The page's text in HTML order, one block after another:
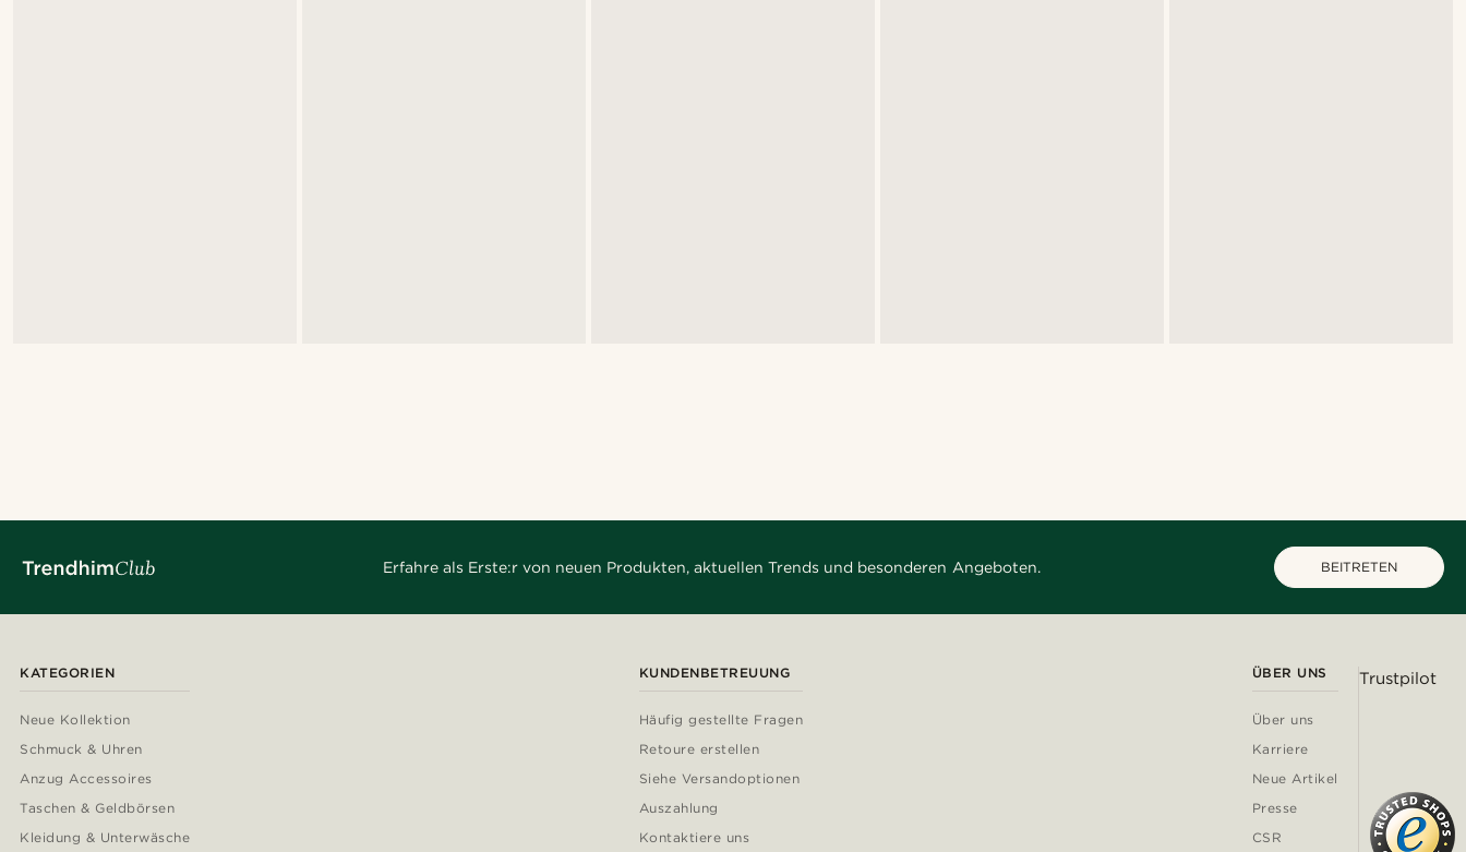
Erfahre als Erste:r von neuen Produkten, aktuellen Trends und besonderen Angeboten. BEITRETEN
KATEGORIEN
Neue Kollektion
Schmuck & Uhren
Anzug Accessoires
Taschen & Geldbörsen
Kleidung & Unterwäsche
KUNDENBETREUUNG
Häufig gestellte Fragen
Retoure erstellen
Siehe Versandoptionen
Auszahlung
Kontaktiere uns
ÜBER UNS
Über uns
Karriere
Neue Artikel
Presse
CSR
Trustpilot